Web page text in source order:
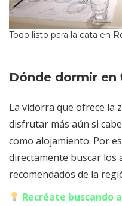
Todo listo para la cata en
Dónde dormir en
La vidorra que ofrece la
disfrutar más aún si
como alojamiento. Por
directamente buscar los
recomendados de la
Recréate buscando